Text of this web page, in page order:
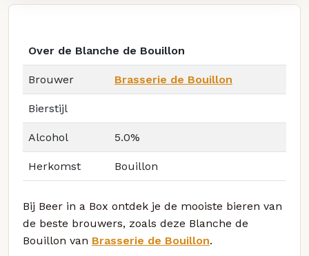
Over de Blanche de Bouillon
Brouwer Brasserie de Bouillon
Bierstijl
Alcohol 5.0%
Herkomst Bouillon
Bij Beer in a Box ontdek je de mooiste bieren van
de beste brouwers, zoals deze Blanche de
Bouillon van Brasserie de Bouillon.